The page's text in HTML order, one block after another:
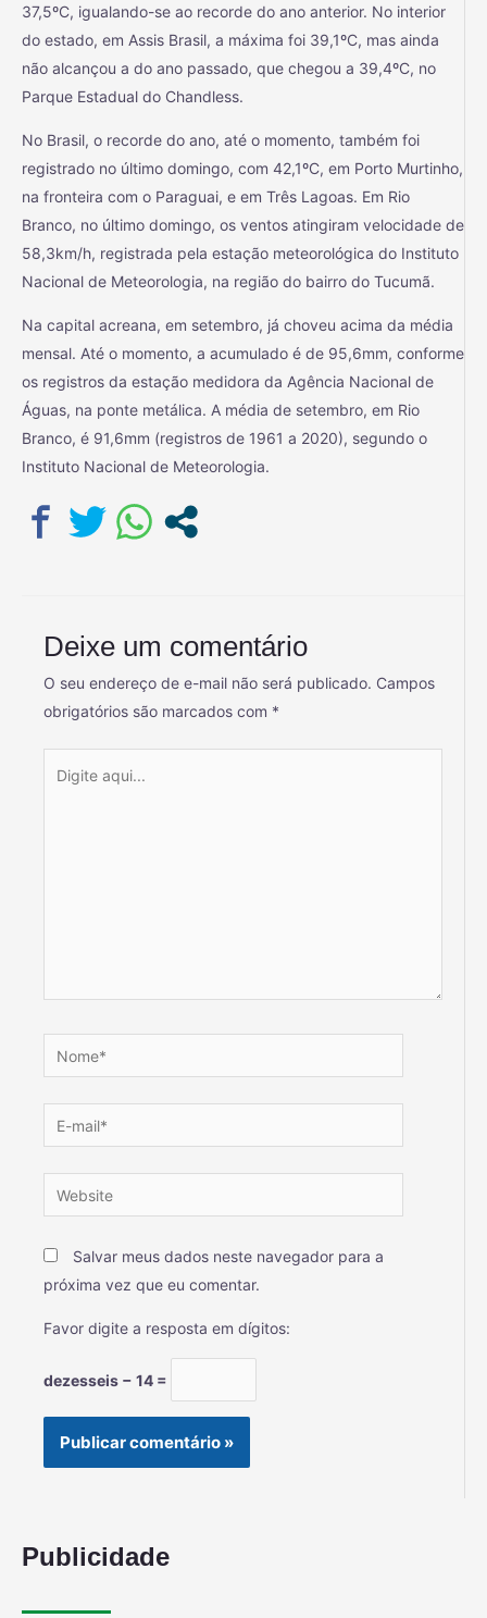
37,5ºC, igualando-se ao recorde do ano anterior. No interior
do estado, em Assis Brasil, a máxima foi 39,1ºC, mas ainda
não alcançou a do ano passado, que chegou a 39,4ºC, no
Parque Estadual do Chandless.
No Brasil, o recorde do ano, até o momento, também foi
registrado no último domingo, com 42,1ºC, em Porto Murtinho,
na fronteira com o Paraguai, e em Três Lagoas. Em Rio
Branco, no último domingo, os ventos atingiram velocidade de
58,3km/h, registrada pela estação meteorológica do Instituto
Nacional de Meteorologia, na região do bairro do Tucumã.
Na capital acreana, em setembro, já choveu acima da média
mensal. Até o momento, a acumulado é de 95,6mm, conforme
os registros da estação medidora da Agência Nacional de
Águas, na ponte metálica. A média de setembro, em Rio
Branco, é 91,6mm (registros de 1961 a 2020), segundo o
Instituto Nacional de Meteorologia.
Deixe um comentário
O seu endereço de e-mail não será publicado. Campos
obrigatórios são marcados com *
Salvar meus dados neste navegador para a
próxima vez que eu comentar.
Favor digite a resposta em dígitos:
dezesseis − 14 =
Publicidade